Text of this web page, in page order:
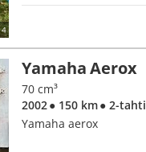
Yamaha Aerox
70 cm³
2002● 150 km● 2-tahti
Yamaha aerox